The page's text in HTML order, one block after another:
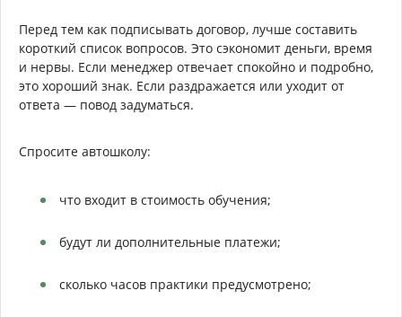
Перед тем как подписывать договор, лучше составить
короткий список вопросов. Это сэкономит деньги, время
и нервы. Если менеджер отвечает спокойно и подробно,
это хороший знак. Если раздражается или уходит от
ответа — повод задуматься.
Спросите автошколу:
что входит в стоимость обучения;
будут ли дополнительные платежи;
сколько часов практики предусмотрено;